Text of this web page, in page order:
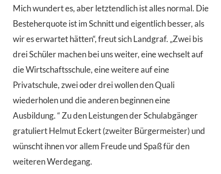
Mich wundert es, aber letztendlich ist alles normal. Die
Besteherquote ist im Schnitt und eigentlich besser, als
wir es erwartet hätten“, freut sich Landgraf. „Zwei bis
drei Schüler machen bei uns weiter, eine wechselt auf
die Wirtschaftsschule, eine weitere auf eine
Privatschule, zwei oder drei wollen den Quali
wiederholen und die anderen beginnen eine
Ausbildung. “ Zu den Leistungen der Schulabgänger
gratuliert Helmut Eckert (zweiter Bürgermeister) und
wünscht ihnen vor allem Freude und Spaß für den
weiteren Werdegang.